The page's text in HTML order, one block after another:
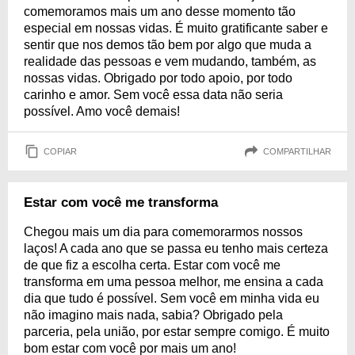
comemoramos mais um ano desse momento tão
especial em nossas vidas. É muito gratificante saber e
sentir que nos demos tão bem por algo que muda a
realidade das pessoas e vem mudando, também, as
nossas vidas. Obrigado por todo apoio, por todo
carinho e amor. Sem você essa data não seria
possível. Amo você demais!
COPIAR COMPARTILHAR
Estar com você me transforma
Chegou mais um dia para comemorarmos nossos
laços! A cada ano que se passa eu tenho mais certeza
de que fiz a escolha certa. Estar com você me
transforma em uma pessoa melhor, me ensina a cada
dia que tudo é possível. Sem você em minha vida eu
não imagino mais nada, sabia? Obrigado pela
parceria, pela união, por estar sempre comigo. É muito
bom estar com você por mais um ano!